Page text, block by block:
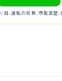
目、運転の有無、市販薬歴